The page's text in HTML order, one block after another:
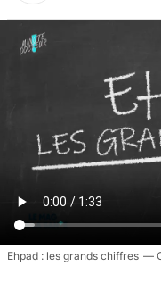
Ehpad : les grands chiffres